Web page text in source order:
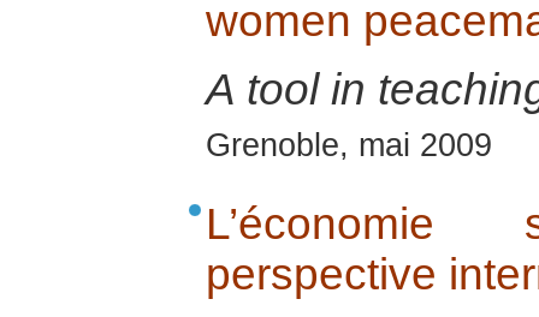
women
A tool in
Grenoble, mai 2009
perspective